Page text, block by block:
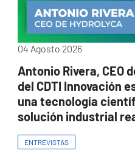
04 Agosto 2026
Antonio Rivera, CEO
del CDTI Innovación
una tecnología
solución industrial
ENTREVISTAS